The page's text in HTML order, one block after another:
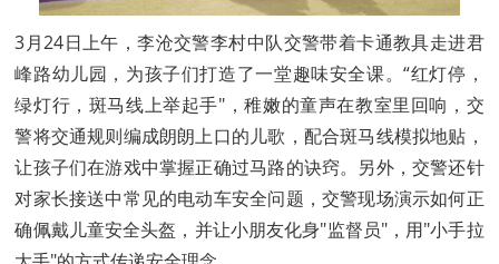
3月24日上午，李沧交警李村中队交警带着卡通教具走进君
峰路幼儿园，为孩子们打造了一堂趣味安全课。“红灯停，
绿灯行，斑马线上举起手"，稚嫩的童声在教室里回响，交
警将交通规则编成朗朗上口的儿歌，配合斑马线模拟地贴，
让孩子们在游戏中掌握正确过马路的诀窍。另外，交警还针
对家长接送中常见的电动车安全问题，交警现场演示如何正
确佩戴儿童安全头盔，并让小朋友化身"监督员"，用"小手拉